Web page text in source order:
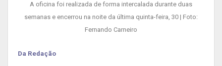
A oficina foi realizada de forma intercalada durante duas
semanas e encerrou na noite da última quinta-feira, 30 | Foto:
Fernando Carneiro
Da Redação